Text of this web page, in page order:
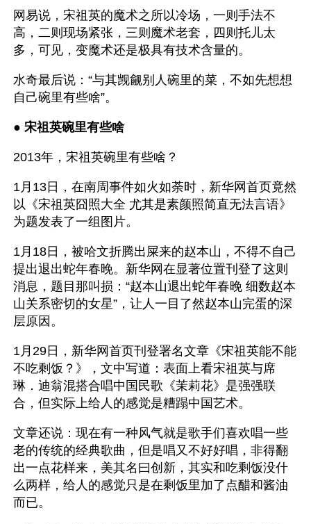
网易说，宋祖英的魔术之所以冷场，一则手法不
高，二则现场紧张，三则魔术老套，四则托儿太
多，可见，变魔术还是极具有技术含量的。
水奇最后说：“与其觊觎别人碗里的菜，不如先想想
自己碗里有些啥”。
● 宋祖英碗里有些啥
2013年，宋祖英碗里有些啥？
1月13日，在南周事件如火如荼时，新华网首页竟然
以《宋祖英囧照大全 尤其是素颜照简直无法言语》
为题发表了一组图片。
1月18日，被哈文折腾出屎来的赵本山，不得不自己
提出退出蛇年春晚。新华网在显著位置刊登了这则
消息，题目那叫损：“赵本山退出蛇年春晚 细数赵本
山关系密切的女星”，让人一目了然赵本山完蛋的深
层原因。
1月29日，新华网首页刊登署名文章《宋祖英能不能
不吃剩饭？》，文中写道：表面上看宋祖英与席
琳．迪翁混搭合唱中国民歌《茉莉花》是强强联
合，但实际上给人的感觉是糟蹋中国艺术。
文章还说：现在有一种风气就是歌手们喜欢唱一些
老的传统的经典歌曲，但是唱又不好好唱，非得翻
出一点花样来，美其名曰创新，其实和吃剩饭没什
么两样，给人的感觉只是在剩饭里加了点醋和酱油
而已。